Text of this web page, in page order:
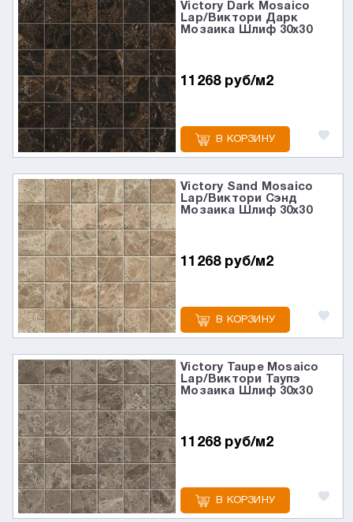
Victory Dark Mosaico
Lap/Виктори Дарк
Мозаика Шлиф 30x30
11268 руб/м2
В КОРЗИНУ
Victory Sand Mosaico
Lap/Виктори Сэнд
Мозаика Шлиф 30x30
11268 руб/м2
В КОРЗИНУ
Victory Taupe Mosaico
Lap/Виктори Таупэ
Мозаика Шлиф 30x30
11268 руб/м2
В КОРЗИНУ